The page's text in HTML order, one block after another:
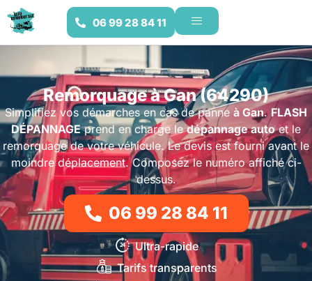
06 99 28 84 11
Remorquage à Gan (64290)
Simplifiez vos démarches en cas de panne à Gan. FLASH
DÉPANNAGEprend en charge ledépannage autoet le
remorquage de votre véhicule. Le devis est fourni avant le
moindre déplacement. Composez le numéro affiché ci-
dessus.
06 99 28 84 11
Ultra-rapide
Tarifs transparents